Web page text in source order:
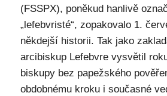
(FSSPX), poněkud hanlivě
„lefebvristé“, zopakovalo 1.
někdejší historii. Tak jako
arcibiskup Lefebvre vysvětil
biskupy bez papežského
obdobnému kroku i současné